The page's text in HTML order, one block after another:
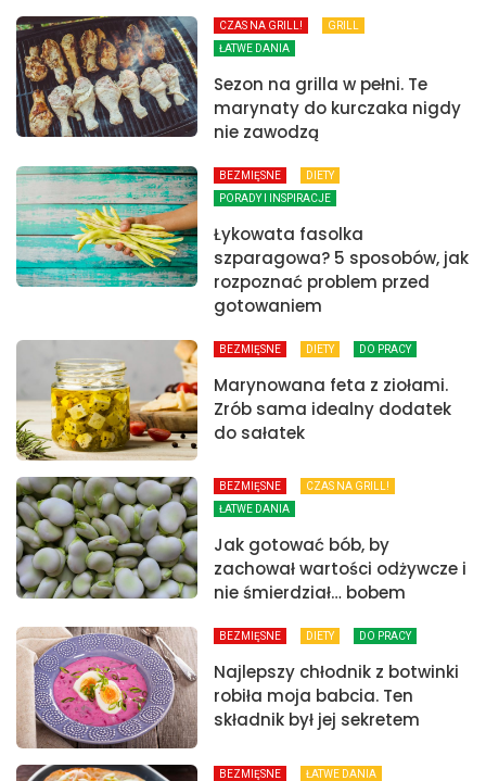
CZAS NA GRILL!
GRILL
ŁATWE DANIA
Sezon na grilla w pełni. Te
marynaty do kurczaka nigdy
nie zawodzą
BEZMIĘSNE
DIETY
PORADY I INSPIRACJE
Łykowata fasolka
szparagowa? 5 sposobów, jak
rozpoznać problem przed
gotowaniem
BEZMIĘSNE DIETY DO PRACY
Marynowana feta z ziołami.
Zrób sama idealny dodatek
do sałatek
BEZMIĘSNE
CZAS NA GRILL!
ŁATWE DANIA
Jak gotować bób, by
zachował wartości odżywcze i
nie śmierdział… bobem
BEZMIĘSNE DIETY DO PRACY
Najlepszy chłodnik z botwinki
robiła moja babcia. Ten
składnik był jej sekretem
BEZMIĘSNE
ŁATWE DANIA